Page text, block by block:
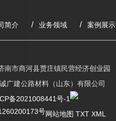
简介 业务领域 案例展示
南市商河县贾庄镇民营经济创业园
广建公路材料（山东）有限公司
备2021008441号-1
号网站地图 TXT XML